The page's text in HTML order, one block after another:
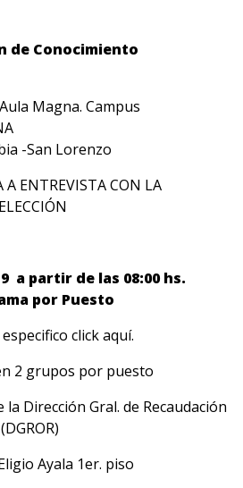
de Conocimiento
Magna. Campus
-San Lorenzo
A ENTREVISTA CON LA
a partir de las 08:00 hs.
por Puesto
click aquí.
2 grupos por puesto
la Dirección Gral. de Recaudación
Ayala 1er. piso